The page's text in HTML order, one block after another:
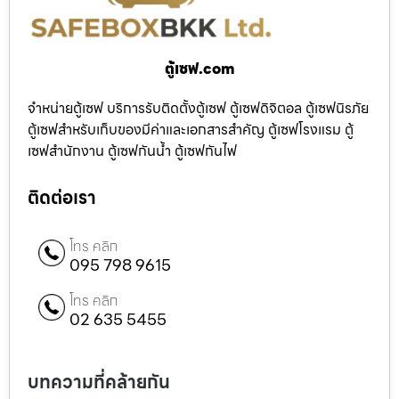
ตู้เซฟ.com
จำหน่ายตู้เซฟ บริการรับติดตั้งตู้เซฟ ตู้เซฟดิจิตอล ตู้เซฟนิรภัย
ตู้เซฟสำหรับเก็บของมีค่าและเอกสารสำคัญ ตู้เซฟโรงแรม ตู้
เซฟสำนักงาน ตู้เซฟกันน้ำ ตู้เซฟกันไฟ
ติดต่อเรา
โทร คลิก
095 798 9615
โทร คลิก
02 635 5455
บทความที่คล้ายกัน